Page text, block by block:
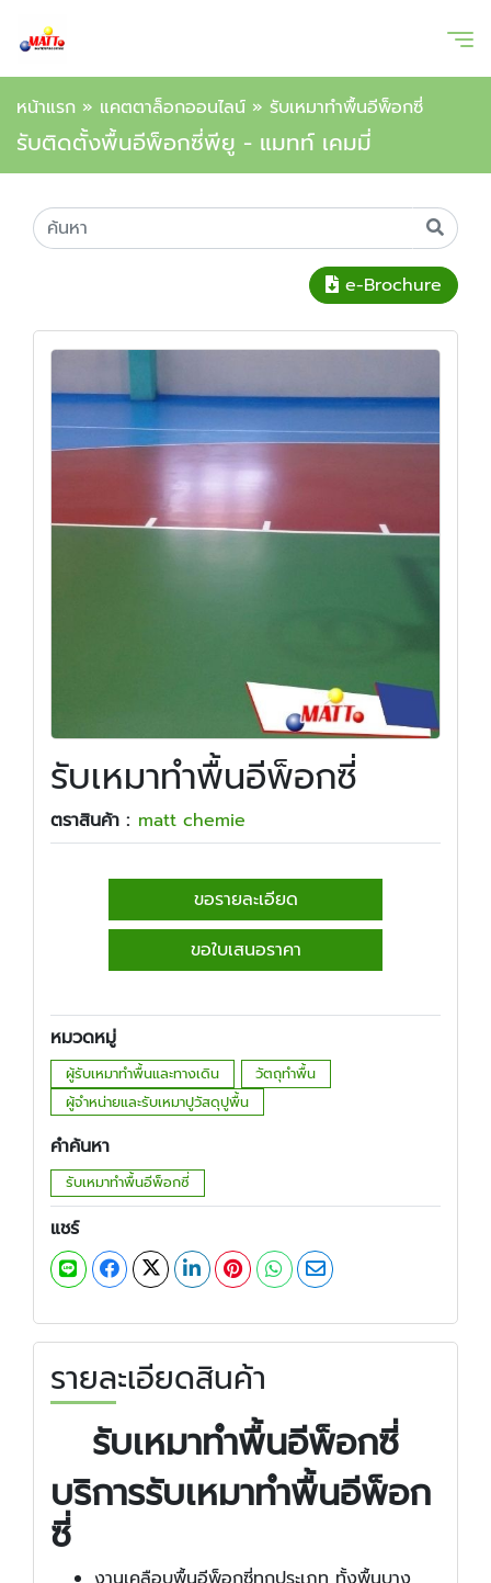
หน้าแรก » แคตตาล็อกออนไลน์ » รับเหมาทำพื้นอีพ็อกซี่
รับติดตั้งพื้นอีพ็อกซี่พียู - แมทท์ เคมมี่
e-Brochure
รับเหมาทำพื้นอีพ็อกซี่
ตราสินค้า : matt chemie
ขอรายละเอียด
ขอใบเสนอราคา
หมวดหมู่
ผู้รับเหมาทำพื้นและทางเดิน
วัตถุทำพื้น
ผู้จำหน่ายและรับเหมาปูวัสดุปูพื้น
คำค้นหา
รับเหมาทำพื้นอีพ็อกซี่
แชร์
รายละเอียดสินค้า
รับเหมาทำพื้นอีพ็อกซี่
บริการรับเหมาทำพื้นอีพ็อก
ซี่